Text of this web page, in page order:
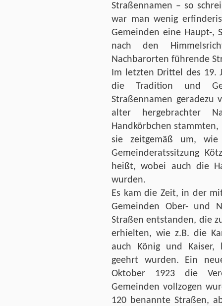
Straßennamen – so
war man wenig
Gemeinden eine Haupt-,
nach den
Nachbarorten führende
Im letzten Drittel des 19.
die Tradition und
Straßennamen geradezu
alter hergebrachter
Handkörbchen
sie zeitgemäß um,
Gemeinderatssitzung
heißt, wobei auch die
wurden.
Es kam die Zeit, in der
Gemeinden Ober- und
Straßen entstanden, die
erhielten, wie z.B. die
auch König und
geehrt wurden. Ein
Oktober 1923 die
Gemeinden vollzogen
120 benannte Straßen,